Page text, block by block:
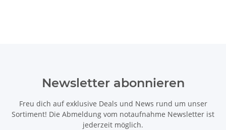
Newsletter abonnieren
Freu dich auf exklusive Deals und News rund um unser
Sortiment! Die Abmeldung vom notaufnahme Newsletter ist
jederzeit möglich.